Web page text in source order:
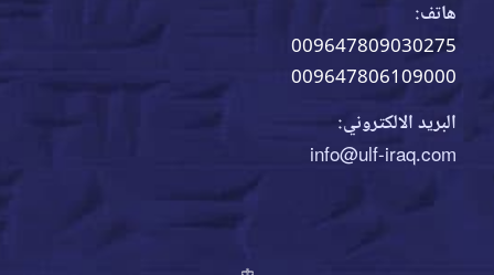
هاتف:
009647809030275
009647806109000
البريد الالكتروني:
info@ulf-iraq.com